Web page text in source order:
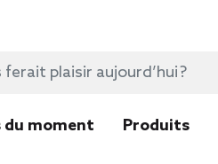
moment Produits